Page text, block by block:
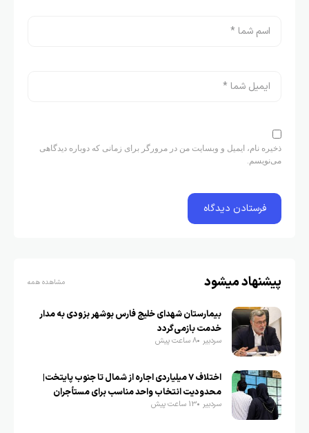
ذخیره نام، ایمیل و وبسایت من در مرورگر برای زمانی که دوباره دیدگاهی
می‌نویسم.
پیشنهاد میشود مشاهده همه
بیمارستان شهدای خلیج فارس بوشهر بزودی به مدار
خدمت بازمی‌گردد
سردبیر 8 ساعت پیش
اختلاف ۷ میلیاردی اجاره از شمال تا جنوب پایتخت|
محدودیت انتخاب واحد مناسب برای مستأجران
سردبیر 13 ساعت پیش